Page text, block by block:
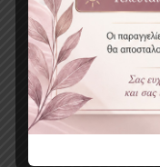
Your name
Your email